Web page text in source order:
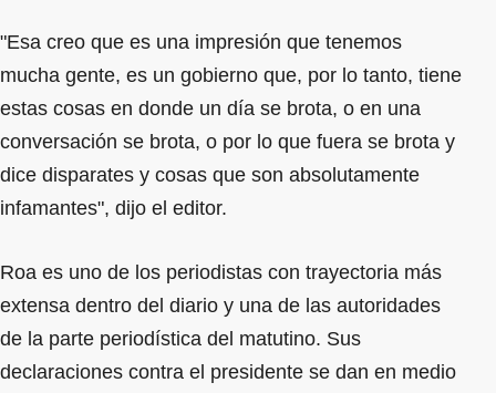
"Esa creo que es una impresión que tenemos
mucha gente, es un gobierno que, por lo tanto, tiene
estas cosas en donde un día se brota, o en una
conversación se brota, o por lo que fuera se brota y
dice disparates y cosas que son absolutamente
infamantes", dijo el editor.
Roa es uno de los periodistas con trayectoria más
extensa dentro del diario y una de las autoridades
de la parte periodística del matutino. Sus
declaraciones contra el presidente se dan en medio